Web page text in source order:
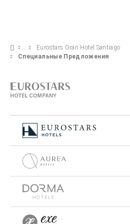
Eurostars Gran Hotel Santiago
Специальные Предложения